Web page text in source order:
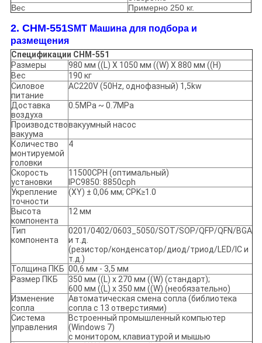
Вес
Примерно 250 кг.
2. CHM-551SMT Машина для подбора и
размещения
Спецификации CHM-551
Размеры
980 мм ((L) X 1050 мм ((W) X 880 мм ((H)
Вес
190 кг
Силовое
питание
AC220V (50Hz, однофазный) 1,5kw
Доставка
воздуха
0.5MPa ~ 0.7MPa
Производство
вакуума
вакуумный насос
Количество
монтируемой
головки
4
Скорость
установки
11500CPH (оптимальный)
IPC9850: 8850cph
Укрепление
точности
(XY) ± 0,06 мм; CPK≥1.0
Высота
компонента
12 мм
Тип
компонента
0201/0402/0603_5050/SOT/SOP/QFP/QFN/BGA
и т.д.
(резистор/конденсатор/диод/триод/LED/IC и
т.д.)
Толщина ПКБ 00,6 мм - 3,5 мм
Размер ПКБ
350 мм ((L) x 270 мм ((W) (стандарт);
600 мм ((L) x 350 мм ((W) (необязательно)
Изменение
сопла
Автоматическая смена сопла (библиотека
сопла с 13 отверстиями)
Система
управления
Встроенный промышленный компьютер
(Windows 7)
с монитором, клавиатурой и мышью